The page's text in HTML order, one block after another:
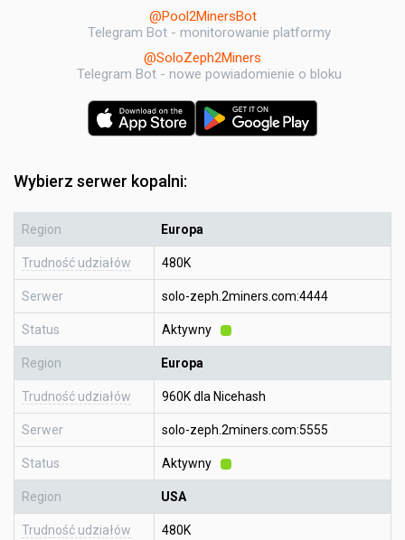
@Pool2MinersBot
Telegram Bot - monitorowanie platformy
@SoloZeph2Miners
Telegram Bot - nowe powiadomienie o bloku
Wybierz serwer kopalni:
Region Europa
Trudność udziałów 480K
Serwer solo-zeph.2miners.com:4444
Status Aktywny
Region Europa
Trudność udziałów 960K dla Nicehash
Serwer solo-zeph.2miners.com:5555
Status Aktywny
Region USA
Trudność udziałów 480K